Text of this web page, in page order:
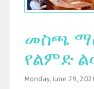
መስጫ
የልምድ
Monday, June 29,